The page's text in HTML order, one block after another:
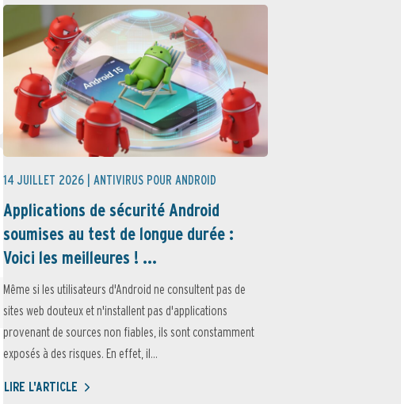
14 JUILLET 2026 | ANTIVIRUS POUR ANDROID
Applications de sécurité Android
soumises au test de longue durée :
Voici les meilleures ! ...
Même si les utilisateurs d'Android ne consultent pas de
sites web douteux et n'installent pas d'applications
provenant de sources non fiables, ils sont constamment
exposés à des risques. En effet, il...
LIRE L'ARTICLE